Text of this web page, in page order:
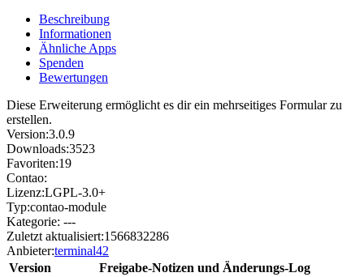
Beschreibung
Informationen
Ähnliche Apps
Spenden
Bewertungen
Diese Erweiterung ermöglicht es dir ein mehrseitiges Formular zu
erstellen.
Version:3.0.9
Downloads:3523
Favoriten:19
Contao:
Lizenz:LGPL-3.0+
Typ:contao-module
Kategorie: ---
Zuletzt aktualisiert:1566832286
Anbieter:terminal42
Version
Freigabe-Notizen und Änderungs-Log